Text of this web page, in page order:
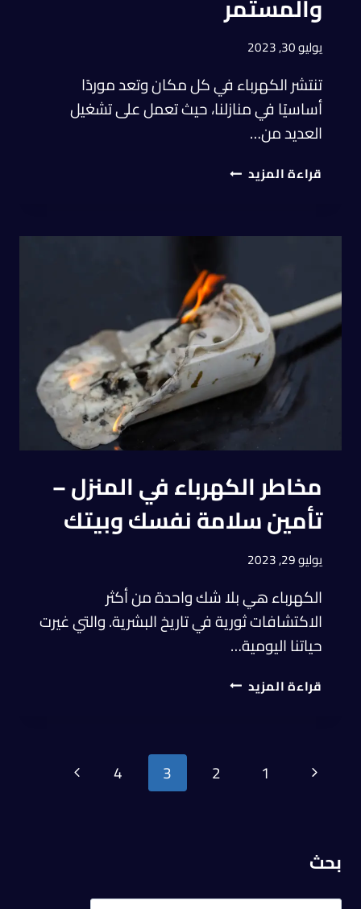
والمستمر
يوليو 30, 2023
تنتشر الكهرباء في كل مكان وتعد موردًا
أساسيًا في منازلنا، حيث تعمل على تشغيل
العديد من…
قراءة المزيد
مخاطر الكهرباء في المنزل –
تأمين سلامة نفسك وبيتك
يوليو 29, 2023
الكهرباء هي بلا شك واحدة من أكثر
الاكتشافات ثورية في تاريخ البشرية. والتي غيرت
حياتنا اليومية…
قراءة المزيد
1
2
3
4
بحث